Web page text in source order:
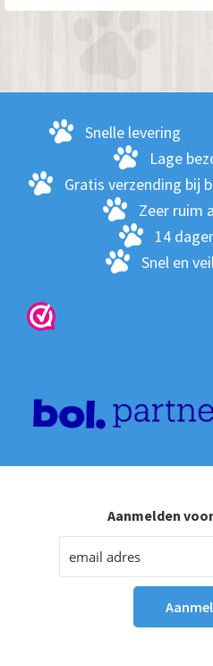
Snelle levering
Lage
Gratis verzending bij
Zeer ruim
14
Snel en
Aanmelden